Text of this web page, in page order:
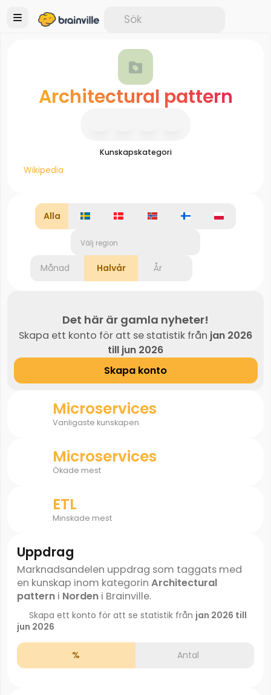
Architectural pattern
Kunskapskategori
Wikipedia
Alla
Välj region
Månad Halvår År
Det här är gamla nyheter!
Skapa ett konto för att se statistik från jan 2026
till jun 2026
Skapa konto
Microservices
Vanligaste kunskapen
Microservices
Ökade mest
ETL
Minskade mest
Uppdrag
Marknadsandelen uppdrag som taggats med
en kunskap inom kategorin Architectural
patterni Nordeni Brainville.
Skapa ett konto för att se statistik från jan 2026 till
jun 2026
% Antal